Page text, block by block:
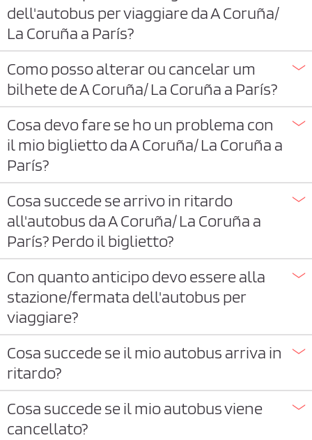
dell'autobus per viaggiare da A Coruña/
La Coruña a París?
Como posso alterar ou cancelar um
bilhete de A Coruña/ La Coruña a París?
Cosa devo fare se ho un problema con
il mio biglietto da A Coruña/ La Coruña a
París?
Cosa succede se arrivo in ritardo
all'autobus da A Coruña/ La Coruña a
París? Perdo il biglietto?
Con quanto anticipo devo essere alla
stazione/fermata dell'autobus per
viaggiare?
Cosa succede se il mio autobus arriva in
ritardo?
Cosa succede se il mio autobus viene
cancellato?